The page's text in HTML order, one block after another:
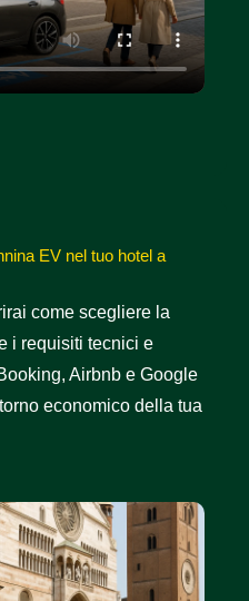
EV nel tuo hotel a
come scegliere la
i requisiti tecnici e
Airbnb e Google
economico della tua